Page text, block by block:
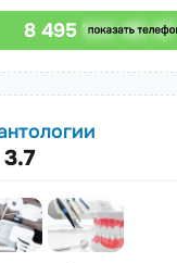
8 495 123-45-67
3.7